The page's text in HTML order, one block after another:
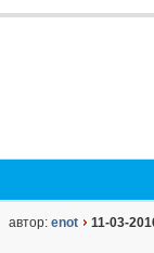
автор: enot 11-03-